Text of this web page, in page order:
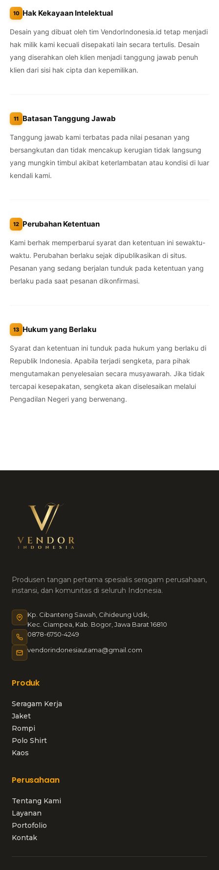
10 Hak Kekayaan Intelektual
Desain yang dibuat oleh tim VendorIndonesia.id tetap menjadi
hak milik kami kecuali disepakati lain secara tertulis. Desain
yang diserahkan oleh klien menjadi tanggung jawab penuh
klien dari sisi hak cipta dan kepemilikan.
11 Batasan Tanggung Jawab
Tanggung jawab kami terbatas pada nilai pesanan yang
bersangkutan dan tidak mencakup kerugian tidak langsung
yang mungkin timbul akibat keterlambatan atau kondisi di luar
kendali kami.
12 Perubahan Ketentuan
Kami berhak memperbarui syarat dan ketentuan ini sewaktu-
waktu. Perubahan berlaku sejak dipublikasikan di situs.
Pesanan yang sedang berjalan tunduk pada ketentuan yang
berlaku pada saat pesanan dikonfirmasi.
13 Hukum yang Berlaku
Syarat dan ketentuan ini tunduk pada hukum yang berlaku di
Republik Indonesia. Apabila terjadi sengketa, para pihak
mengutamakan penyelesaian secara musyawarah. Jika tidak
tercapai kesepakatan, sengketa akan diselesaikan melalui
Pengadilan Negeri yang berwenang.
Produsen tangan pertama spesialis seragam perusahaan,
instansi, dan komunitas di seluruh Indonesia.
Kp. Cibanteng Sawah, Cihideung Udik,
Kec. Ciampea, Kab. Bogor, Jawa Barat 16810
0878-6750-4249
vendorindonesiautama@gmail.com
Produk
Seragam Kerja
Jaket
Rompi
Polo Shirt
Kaos
Perusahaan
Tentang Kami
Layanan
Portofolio
Kontak